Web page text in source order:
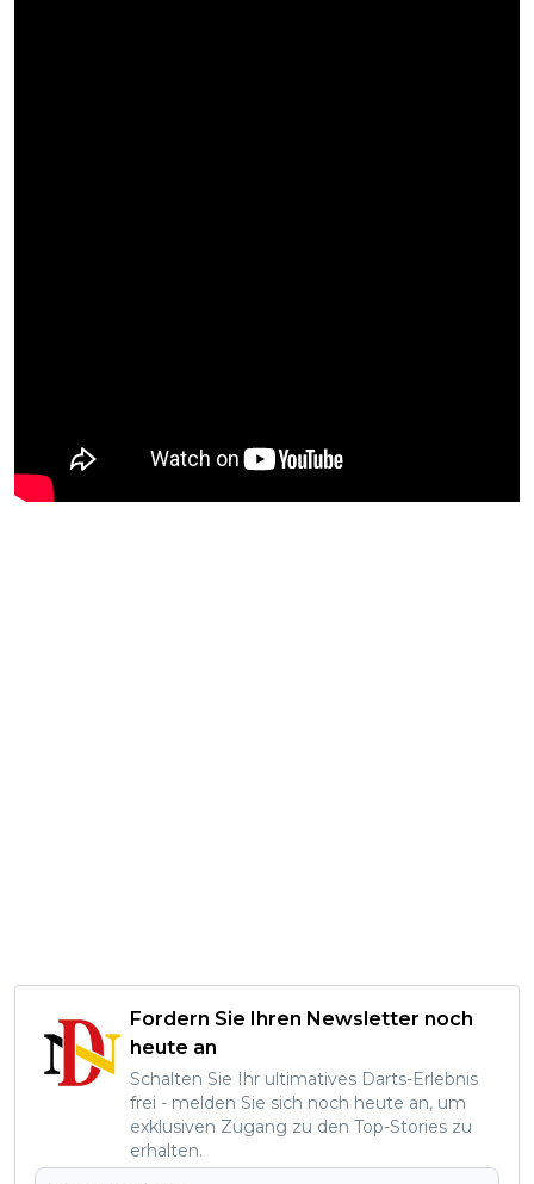
Fordern Sie Ihren Newsletter noch
heute an
Schalten Sie Ihr ultimatives Darts-Erlebnis
frei - melden Sie sich noch heute an, um
exklusiven Zugang zu den Top-Stories zu
erhalten.